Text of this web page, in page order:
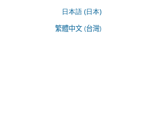
日本語 (日本)
繁體中文 (台灣)